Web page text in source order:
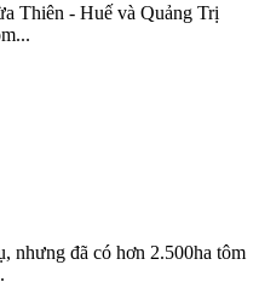
Thiên - Huế và Quảng Trị
nhưng đã có hơn 2.500ha tôm